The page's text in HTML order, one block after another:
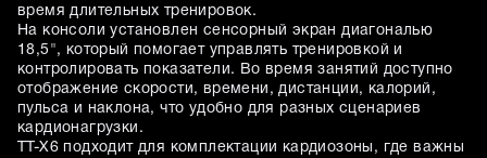
время длительных тренировок.
На консоли установлен сенсорный экран диагональю
18,5", который помогает управлять тренировкой и
контролировать показатели. Во время занятий доступно
отображение скорости, времени, дистанции, калорий,
пульса и наклона, что удобно для разных сценариев
кардионагрузки.
TT-X6 подходит для комплектации кардиозоны, где важны